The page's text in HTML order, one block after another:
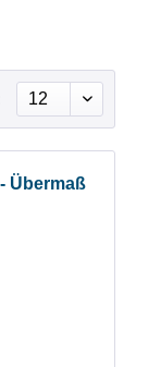
Übermaß